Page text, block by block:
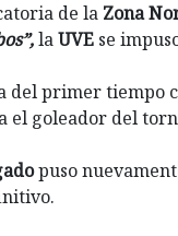
de la Zona
laUVE se
del primer tiempo
el goleador del
puso